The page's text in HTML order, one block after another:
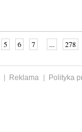
5 6 7 ... 278
Reklama
Polityka